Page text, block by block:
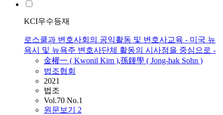
KCI우수등재
로스쿨과 변호사회의 공익활동 및 변호사교육 - 미국 뉴
욕시 및 뉴욕주 변호사단체 활동의 시사점을 중심으로 -
金權一 ( Kwonil Kim ),孫鍾學 ( Jong-hak Sohn )
법조협회
2021
법조
Vol.70 No.1
원문보기 2